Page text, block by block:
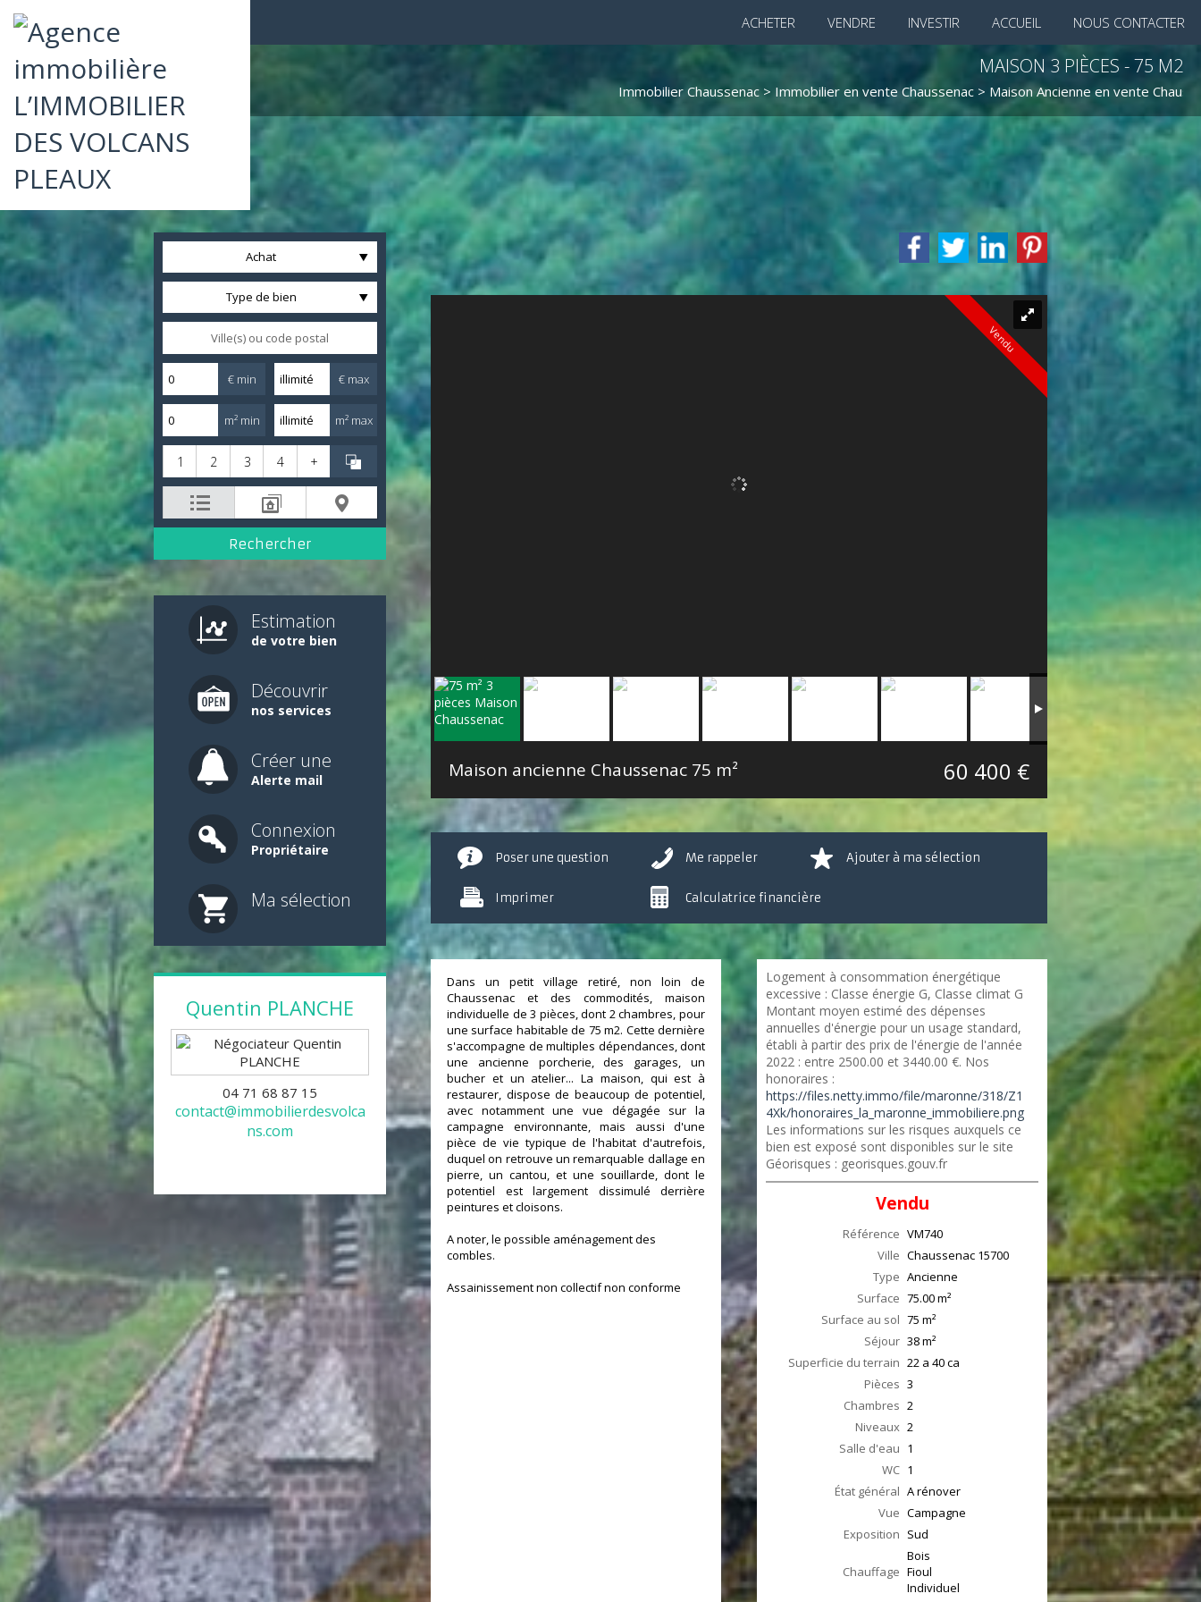
ACHETER VENDRE INVESTIR ACCUEIL NOUS CONTACTER
MAISON 3 PIÈCES - 75 M2
Immobilier Chaussenac > Immobilier en vente Chaussenac > Maison Ancienne en vente
Achat
Type de bien
€ min € max
m² min m² max
1 2 3 4 +
Estimation
de votre bien
Découvrir
nos services
Créer une
Alerte mail
Connexion
Propriétaire
Ma sélection
Quentin PLANCHE
04 71 68 87 15
contact@immobilierdesvolca
ns.com
Vendu
Maison ancienne Chaussenac 75 m² 60 400 €
Poser une question Me rappeler Ajouter à ma sélection
Imprimer Calculatrice financière
Dans un petit village retiré, non loin de
Chaussenac et des commodités, maison
individuelle de 3 pièces, dont 2 chambres, pour
une surface habitable de 75 m2. Cette dernière
s'accompagne de multiples dépendances, dont
une ancienne porcherie, des garages, un
bucher et un atelier... La maison, qui est à
restaurer, dispose de beaucoup de potentiel,
avec notamment une vue dégagée sur la
campagne environnante, mais aussi d'une
pièce de vie typique de l'habitat d'autrefois,
duquel on retrouve un remarquable dallage en
pierre, un cantou, et une souillarde, dont le
potentiel est largement dissimulé derrière
peintures et cloisons.
A noter, le possible aménagement des
combles.
Assainissement non collectif non conforme
Logement à consommation énergétique
excessive : Classe énergie G, Classe climat G
Montant moyen estimé des dépenses
annuelles d'énergie pour un usage standard,
établi à partir des prix de l'énergie de l'année
2022 : entre 2500.00 et 3440.00 €. Nos
honoraires :
https://files.netty.immo/file/maronne/318/Z1
4Xk/honoraires_la_maronne_immobiliere.png
Les informations sur les risques auxquels ce
bien est exposé sont disponibles sur le site
Géorisques : georisques.gouv.fr
Vendu
Référence VM740
Ville Chaussenac 15700
Type Ancienne
Surface 75.00m²
Surface au sol 75 m²
Séjour 38m²
Superficie du terrain 22 a 40 ca
Pièces 3
Chambres 2
Niveaux 2
Salle d'eau 1
WC 1
État général A rénover
Vue Campagne
Exposition Sud
Chauffage
Bois
Fioul
Individuel